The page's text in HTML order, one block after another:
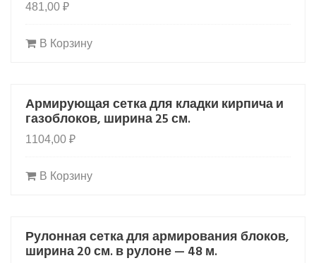
481,00 ₽
В Корзину
HOT
Армирующая сетка для кладки кирпича и
газоблоков, ширина 25 см.
1104,00 ₽
В Корзину
HOT
Рулонная сетка для армирования блоков,
ширина 20 см. в рулоне — 48 м.